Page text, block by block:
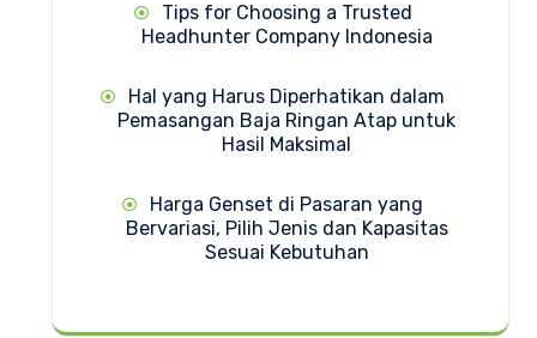
Tips for Choosing a Trusted
Headhunter Company Indonesia
Hal yang Harus Diperhatikan dalam
Pemasangan Baja Ringan Atap untuk
Hasil Maksimal
Harga Genset di Pasaran yang
Bervariasi, Pilih Jenis dan Kapasitas
Sesuai Kebutuhan